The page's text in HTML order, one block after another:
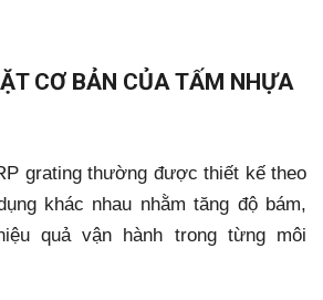
CƠ BẢN CỦA TẤM NHỰA
grating thường được thiết kế theo
khác nhau nhằm tăng độ bám,
quả vận hành trong từng môi